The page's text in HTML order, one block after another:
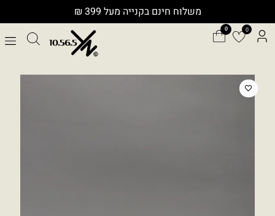
משלוח חינם בקנייה מעל 399 ₪
0
כמות
של